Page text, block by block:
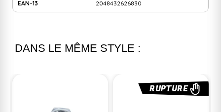
EAN-13 2048432626830
DANS LE MÊME STYLE :
RUPTURE